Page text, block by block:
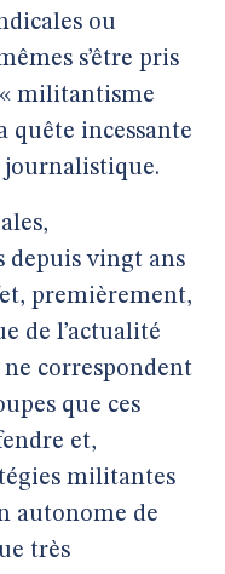
ou
s’être pris
« militantisme
quête incessante
vingt ans
premièrement,
de l’actualité
correspondent
que ces
et,
militantes
autonome de
très